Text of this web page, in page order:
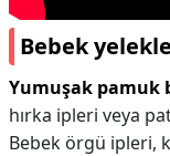
Bebek
Yumuşak pamuk
hırka ipleri veya
Bebek örgü ipleri,